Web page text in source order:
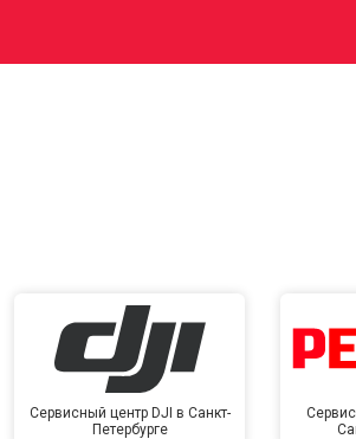
Сервисный центр DJI в Санкт-
Петербурге